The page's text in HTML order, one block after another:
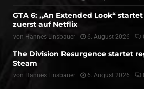
GTA 6: „An Extended Look“
zuerst auf Netflix
von Hannes Linsbauer 6. August 2026
The Division Resurgence startet
Steam
von Hannes Linsbauer 6. August 2026